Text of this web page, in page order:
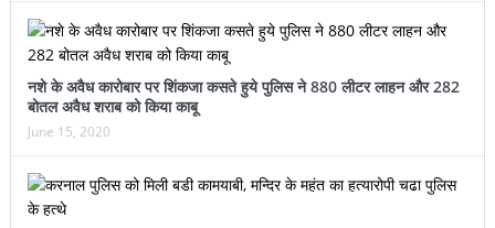
नशे के अवैध कारोबार पर शिंकजा कसते हुये पुलिस ने 880 लीटर लाहन और 282
बोतल अवैध शराब को किया काबू
June 15, 2020